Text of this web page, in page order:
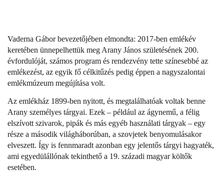
Vaderna Gábor bevezetőjében elmondta: 2017-ben emlékév
keretében ünnepelhettük meg Arany János születésének 200.
évfordulóját, számos program és rendezvény tette színesebbé az
emlékezést, az egyik fő célkitűzés pedig éppen a nagyszalontai
emlékmúzeum megújítása volt.
Az emlékház 1899-ben nyitott, és megtalálhatóak voltak benne
Arany személyes tárgyai. Ezek – például az ágynemű, a félig
elszívott szivarok, pipák és más egyéb használati tárgyak – egy
része a második világháborúban, a szovjetek benyomulásakor
elveszett. Így is fennmaradt azonban egy jelentős tárgyi hagyaték,
ami egyedülállónak tekinthető a 19. századi magyar költők
esetében.